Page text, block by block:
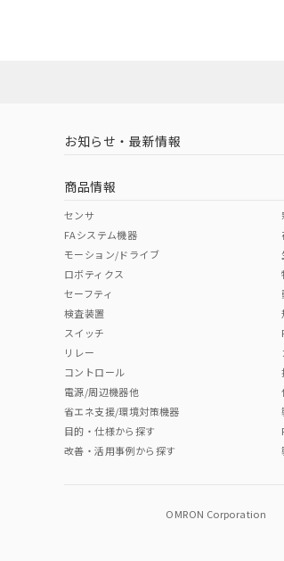
中国 RoHS 注意事項・凡例
中国 RoHS表
Pb Hg
"対応済み"や非含有の記載がされた商
非含有品が必要な際は、弊社営業部門
お知らせ・最新情報
商品情報
センサ
FAシステム機器
モーション/ドライブ
ロボティクス
セーフティ
検査装置
スイッチ
リレー
コントロール
電源/周辺機器他
省エネ支援/環境対策機器
目的・仕様から探す
改善・活用事例から探す
OMRON Corporation